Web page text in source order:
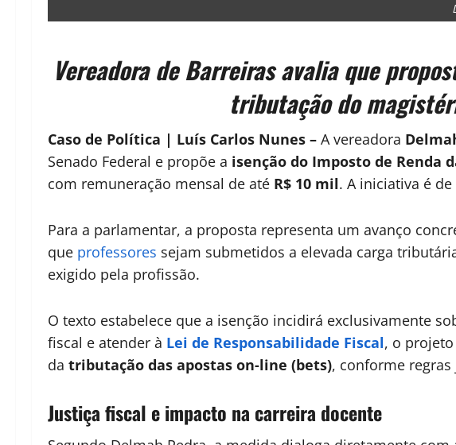
Vereadora de Barreiras avalia que
tributação do
Caso de Política | Luís Carlos Nunes – A vereadora
Senado Federal e propõe a isenção do Imposto de Renda
com remuneração mensal de até R$ 10 mil. A iniciativa é
Para a parlamentar, a proposta representa um avanço
que professores sejam submetidos a elevada carga
exigido pela profissão.
O texto estabelece que a isenção incidirá exclusivamente
fiscal e atender à Lei de Responsabilidade Fiscal, o
da tributação das apostas on-line (bets), conforme
Justiça fiscal e impacto na carreira docente